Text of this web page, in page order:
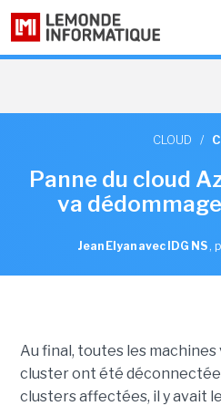
CLOUD /
Panne du cloud
va
Jean Elyan avec IDG NS ,
Au final, toutes les
cluster ont été
clusters affectées, il y avait